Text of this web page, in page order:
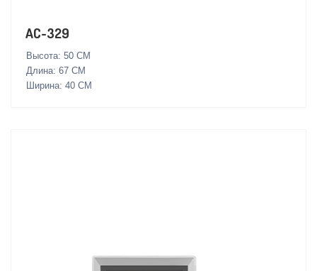
AC-329
Высота: 50 СМ
Длина: 67 СМ
Ширина: 40 СМ